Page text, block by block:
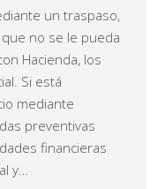
un traspaso,
no se le pueda
Hacienda, los
Si está
mediante
preventivas
financieras
y…